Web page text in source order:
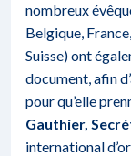
nombreux
Belgique,
Suisse) ont
document, afin
pour qu’elle
Gauthier,
international